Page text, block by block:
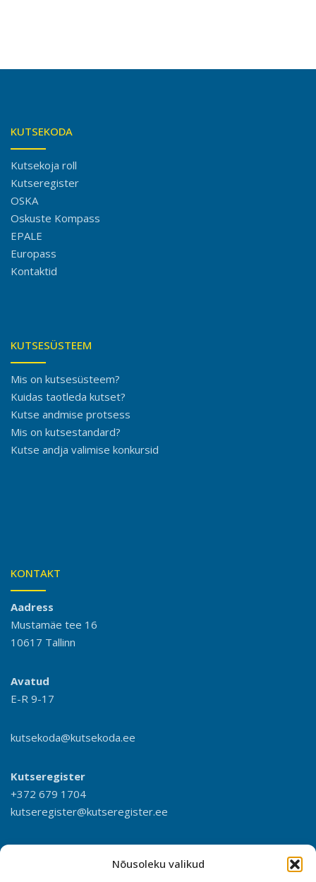
Nõusoleku valikud
KUTSEKODA
Kutsekoja roll
Kutseregister
OSKA
Oskuste Kompass
EPALE
Europass
Kontaktid
KUTSESÜSTEEM
Mis on kutsesüsteem?
Kuidas taotleda kutset?
Kutse andmise protsess
Mis on kutsestandard?
Kutse andja valimise konkursid
KONTAKT
Aadress
Mustamäe tee 16
10617 Tallinn
Avatud
E-R 9-17
kutsekoda@kutsekoda.ee
Kutseregister
+372 679 1704
kutseregister@kutseregister.ee